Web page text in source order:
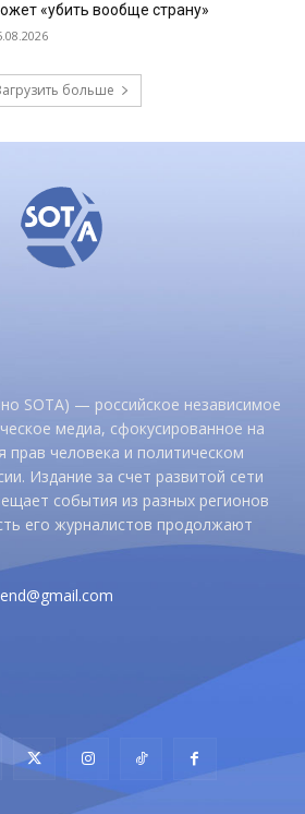
«убить вообще страну»
больше
SOTA) — российское независимое
медиа, сфокусированное на
прав человека и политическом
Издание за счет развитой сети
события из разных регионов
его журналистов продолжают